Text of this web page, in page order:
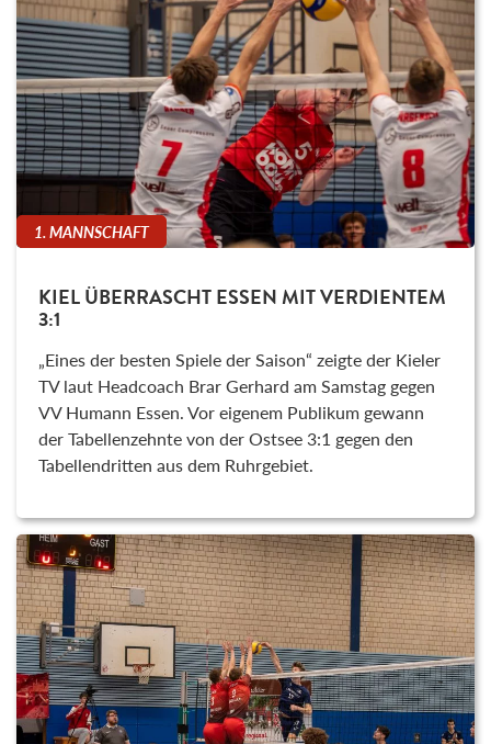
1. MANNSCHAFT
KIEL ÜBERRASCHT ESSEN MIT VERDIENTEM
3:1
„Eines der besten Spiele der Saison“ zeigte der Kieler
TV laut Headcoach Brar Gerhard am Samstag gegen
VV Humann Essen. Vor eigenem Publikum gewann
der Tabellenzehnte von der Ostsee 3:1 gegen den
Tabellendritten aus dem Ruhrgebiet.